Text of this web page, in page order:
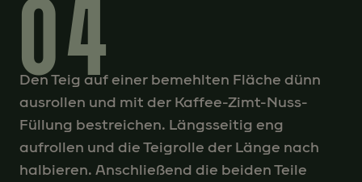
04
Den Teig auf einer bemehlten Fläche dünn
ausrollen und mit der Kaffee-Zimt-Nuss-
Füllung bestreichen. Längsseitig eng
aufrollen und die Teigrolle der Länge nach
halbieren. Anschließend die beiden Teile